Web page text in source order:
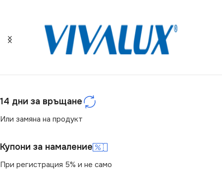
НАПРЕЖЕНИЕ (V)
МОЩНОСТ (W) 36
СВЕТЛИНЕН ПОТОК
(LM)
СТЕПЕН НА ЗАЩИТА
НАПРЕЖЕНИЕ (V)
220V
СТЕПЕН НА ЗАЩИТА
14 дни за връщане
Или замяна на продукт
Купони за намаление
При регистрация 5% и не само